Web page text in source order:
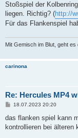
r
a
g
Stoßspiel der
liegen. Richtig? (http://
Für das Flankenspiel
Mit Gemisch im Blut, geht es
carinona
Re: Hercules MP4
B
i
r
18.07.2023 20:20
das flanken spiel kann
kontrollieren bei älteren